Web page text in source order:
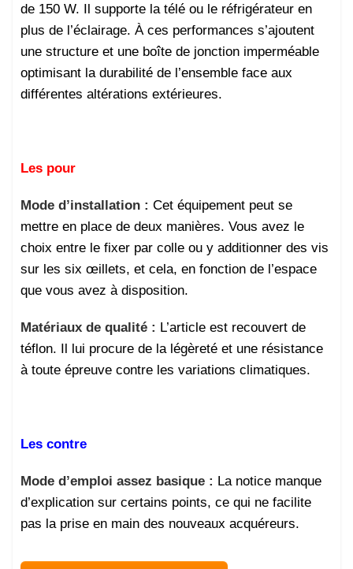
de 150 W. Il supporte la télé ou le réfrigérateur en
plus de l’éclairage. À ces performances s’ajoutent
une structure et une boîte de jonction imperméable
optimisant la durabilité de l’ensemble face aux
différentes altérations extérieures.
Les pour
Mode d’installation : Cet équipement peut se
mettre en place de deux manières. Vous avez le
choix entre le fixer par colle ou y additionner des vis
sur les six œillets, et cela, en fonction de l’espace
que vous avez à disposition.
Matériaux de qualité : L’article est recouvert de
téflon. Il lui procure de la légèreté et une résistance
à toute épreuve contre les variations climatiques.
Les contre
Mode d’emploi assez basique : La notice manque
d’explication sur certains points, ce qui ne facilite
pas la prise en main des nouveaux acquéreurs.